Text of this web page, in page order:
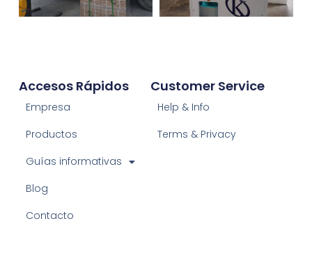
Customer Service
Help & Info
Terms & Privacy
Accesos Rápidos
Empresa
Productos
Guías informativas
Blog
Contacto